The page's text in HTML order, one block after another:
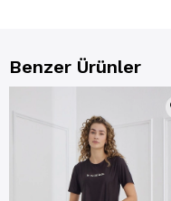
Benzer Ürünler